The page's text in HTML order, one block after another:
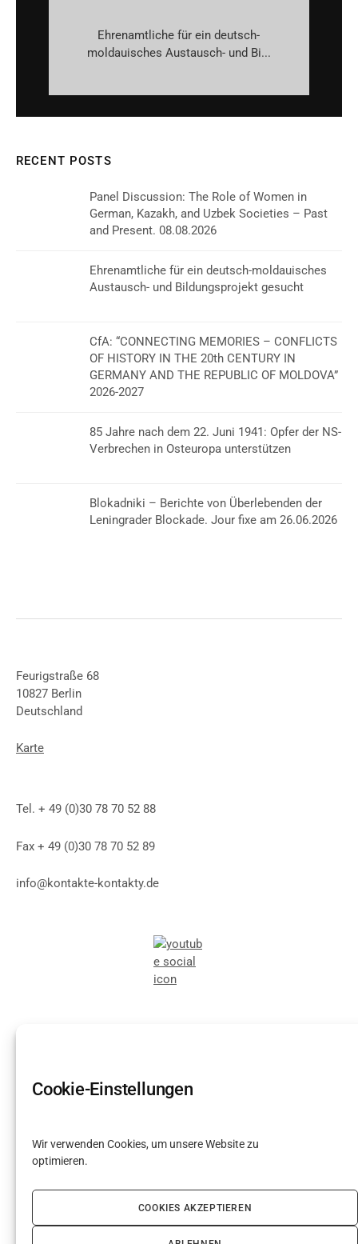
Cookie-Einstellungen
Wir verwenden Cookies, um unsere Website zu
optimieren.
COOKIES AKZEPTIEREN
Ehrenamtliche für ein deutsch-
moldauisches Austausch- und Bi...
RECENT POSTS
Panel Discussion: The Role of Women in
German, Kazakh, and Uzbek Societies – Past
and Present. 08.08.2026
Ehrenamtliche für ein deutsch-moldauisches
Austausch- und Bildungsprojekt gesucht
CfA: “CONNECTING MEMORIES – CONFLICTS
OF HISTORY IN THE 20th CENTURY IN
GERMANY AND THE REPUBLIC OF MOLDOVA”
2026-2027
85 Jahre nach dem 22. Juni 1941: Opfer der NS-
Verbrechen in Osteuropa unterstützen
Blokadniki – Berichte von Überlebenden der
Leningrader Blockade. Jour fixe am 26.06.2026
Feurigstraße 68
10827 Berlin
Deutschland
Karte
Tel. + 49 (0)30 78 70 52 88
Fax + 49 (0)30 78 70 52 89
info@kontakte-kontakty.de
Новости